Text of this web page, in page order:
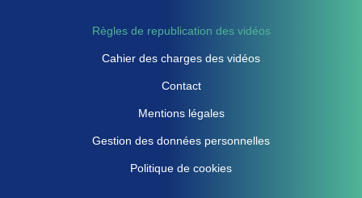
Règles de republication des vidéos
Cahier des charges des vidéos
Contact
Mentions légales
Gestion des données personnelles
Politique de cookies